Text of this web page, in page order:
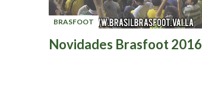
BRASFOOT
Novidades Brasfoot 2016